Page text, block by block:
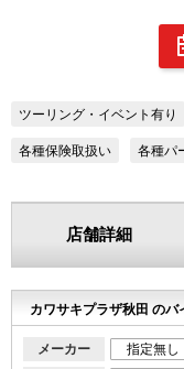
ツーリング・イベント有り
各種保険取扱い 各種パ
店舗詳細
カワサキプラザ秋田 のバ
メーカー